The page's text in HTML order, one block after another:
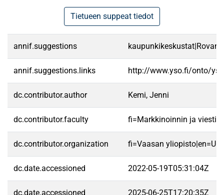
Tietueen suppeat tiedot
annif.suggestions
annif.suggestions.links http://www.yso.fi/onto/
dc.contributor.author Kemi, Jenni
dc.contributor.faculty fi=Markkinoinnin ja
dc.contributor.organization fi=Vaasan
dc.date.accessioned 2022-05-19T05:31:04Z
dc.date.accessioned 2025-06-25T17:20:35Z